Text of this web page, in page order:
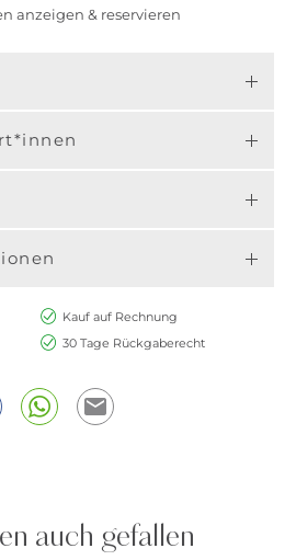
anzeigen & reservieren
Kauf auf Rechnung
30 Tage Rückgaberecht
auch gefallen